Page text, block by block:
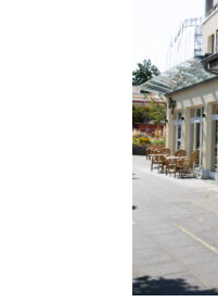
Davorka-
neuer
Kurs